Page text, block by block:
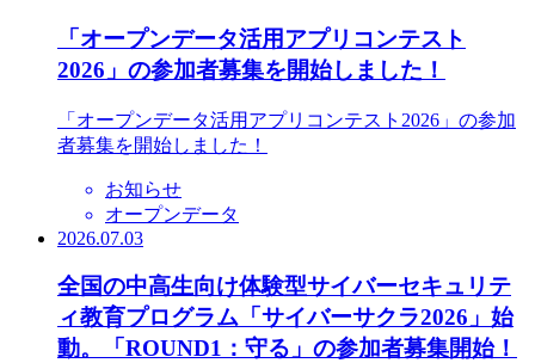
「オープンデータ活用アプリコンテスト
2026」の参加者募集を開始しました！
「オープンデータ活用アプリコンテスト2026」の参加
者募集を開始しました！
お知らせ
オープンデータ
2026.07.03
全国の中高生向け体験型サイバーセキュリテ
ィ教育プログラム「サイバーサクラ2026」始
動。「ROUND1：守る」の参加者募集開始！